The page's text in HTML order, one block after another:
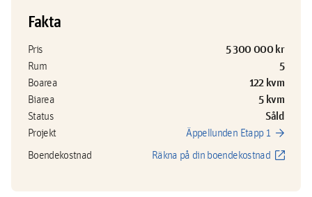
Fakta
Pris 5 300 000 kr
Rum 5
Boarea 122 kvm
Biarea 5 kvm
Status Såld
Projekt Äppellunden Etapp 1 arrow_forward
Boendekostnad Räkna på din boendekostnad open_in_new